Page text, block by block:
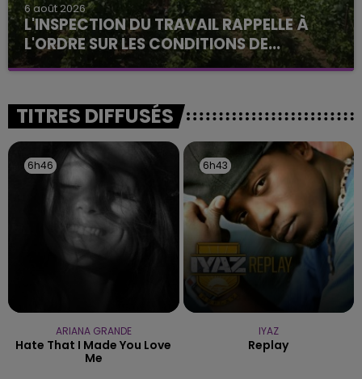
6 août 2026
L'INSPECTION DU TRAVAIL RAPPELLE À
L'ORDRE SUR LES CONDITIONS DE...
Alors que les dates de début des vendange 2026
l'inspection du Travail en profite pour rappeler
les conditions de...
TITRES DIFFUSÉS
6h46
6h46
ARIANA GRANDE
Hate That I Made You Love
Me
6h43
6h43
IYAZ
Replay